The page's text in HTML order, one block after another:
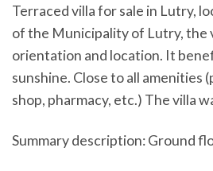
Terraced villa for sale in Lutry,
of the Municipality of Lutry, the
orientation and location. It
sunshine. Close to all amenities
shop, pharmacy, etc.) The villa
Summary description: Ground